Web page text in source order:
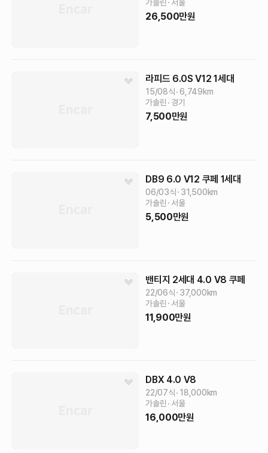
가솔린 서울
26,500만원
라피드 6.0S V12 1세대
15/08식 6,749km
가솔린
경기
7,500만원
DB9 6.0 V12 쿠페 1세대
06/03식 31,500km
가솔린
서울
5,500만원
밴티지 2세대 4.0 V8 쿠페
22/06식 37,000km
가솔린
서울
11,900만원
DBX 4.0 V8
22/07식 18,000km
가솔린
서울
16,000만원